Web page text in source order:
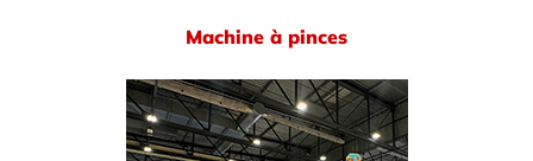
Machine à pinces